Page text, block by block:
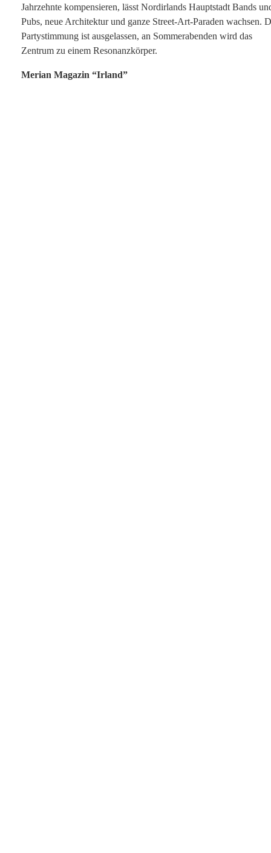
Jahrzehnte kompensieren, lässt Nordirlands Hauptstadt Bands
Pubs, neue Architektur und ganze Street-Art-Paraden wachsen.
Partystimmung ist ausgelassen, an Sommerabenden wird das
Zentrum zu einem Resonanzkörper.
Merian Magazin “Irland”